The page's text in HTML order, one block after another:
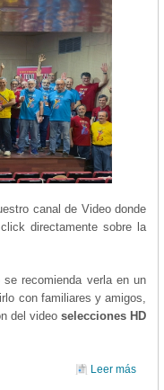
canal de Video donde
directamente sobre la
recomienda verla en un
con familiares y amigos,
del videoselecciones HD
Leer más